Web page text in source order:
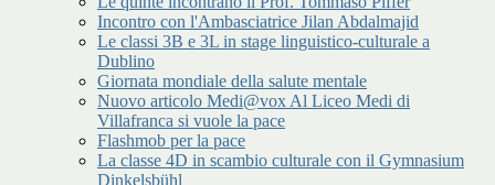
Incontro con l'Ambasciatrice Jilan Abdalmajid
Le classi 3B e 3L in stage linguistico-culturale a
Dublino
Giornata mondiale della salute mentale
Nuovo articolo Medi@vox Al Liceo Medi di
Villafranca si vuole la pace
Flashmob per la pace
La classe 4D in scambio culturale con il Gymnasium
Dinkelsbühl